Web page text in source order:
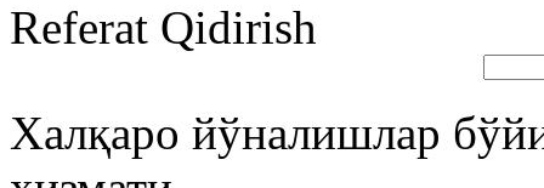
Referat Qidirish
Халқаро йўналишлар